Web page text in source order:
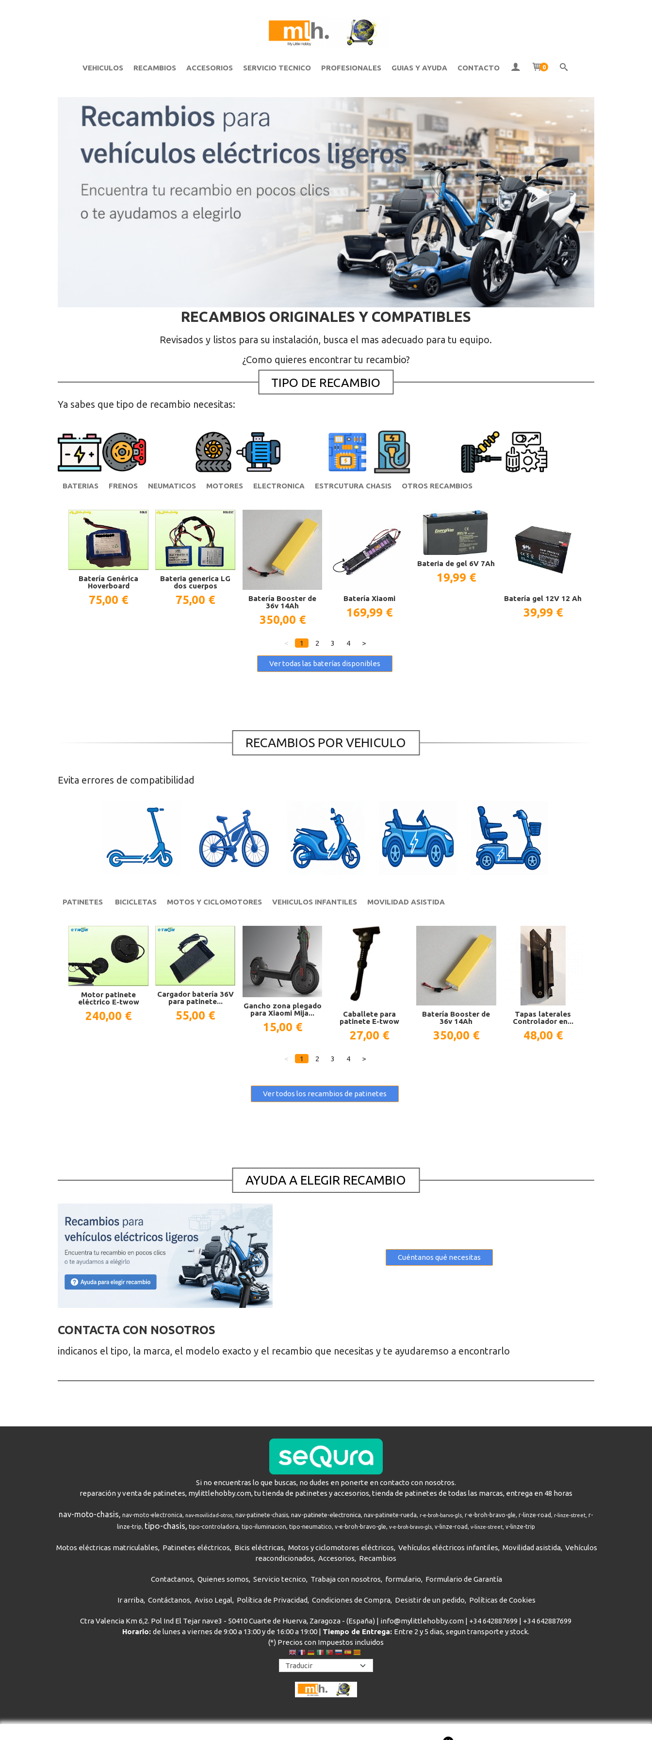
VEHICULOS RECAMBIOS ACCESORIOS SERVICIO TECNICO PROFESIONALES GUIAS Y AYUDA CONTACTO 0
RECAMBIOS ORIGINALES Y COMPATIBLES
Revisados y listos para su instalación, busca el mas adecuado para tu equipo.
¿Como quieres encontrar tu recambio?
TIPO DE RECAMBIO
Ya sabes que tipo de recambio necesitas:
BATERIAS FRENOS NEUMATICOS MOTORES ELECTRONICA ESTRCUTURA CHASIS OTROS RECAMBIOS
Batería Genérica
Hoverboard
75,00 €
Bateria generica LG
dos cuerpos
75,00 €
Batería Booster de
36v 14Ah
350,00 €
Batería Xiaomi
169,99 €
Bateria de gel 6V 7Ah
19,99 €
Batería gel 12V 12 Ah
39,99 €
< 1 2 3 4 >
Ver todas las baterías disponibles
RECAMBIOS POR VEHICULO
Evita errores de compatibilidad
PATINETES BICICLETAS MOTOS Y CICLOMOTORES VEHICULOS INFANTILES MOVILIDAD ASISTIDA
Motor patinete
eléctrico E-twow
240,00 €
Cargador batería 36V
para patinete...
55,00 €
Gancho zona plegado
para Xiaomi Mija...
15,00 €
Caballete para
patinete E-twow
27,00 €
Batería Booster de
36v 14Ah
350,00 €
Tapas laterales
Controlador en...
48,00 €
< 1 2 3 4 >
Ver todos los recambios de patinetes
AYUDA A ELEGIR RECAMBIO
Cuéntanos qué necesitas
CONTACTA CON NOSOTROS
indicanos el tipo, la marca, el modelo exacto y el recambio que necesitas y te ayudaremso a encontrarlo
Si no encuentras lo que buscas, no dudes en ponerte en contacto con nosotros.
reparación y venta de patinetes, mylittlehobby.com, tu tienda de patinetes y accesorios, tienda de patinetes de todas las marcas, entrega en 48 horas
nav-moto-chasis nav-moto-electronica nav-movilidad-otros nav-patinete-chasis nav-patinete-electronica nav-patinete-rueda r-e-broh-barvo-gls r-e-broh-bravo-gle r-linze-road r-linze-street r-
linze-trip
tipo-chasis tipo-controladora tipo-iluminacion tipo-neumatico v-e-broh-bravo-gle v-e-broh-bravo-gls v-linze-road v-linze-street v-linze-trip
Motos eléctricas matriculables Patinetes eléctricos Bicis eléctricas Motos y ciclomotores eléctricos Vehículos eléctricos infantiles Movilidad asistida Vehículos
reacondicionados Accesorios Recambios
Contactanos Quienes somos Servicio tecnico Trabaja con nosotros formulario Formulario de Garantía
Ir arriba Contáctanos Aviso Legal Política de Privacidad Condiciones de Compra Desistir de un pedido Políticas de Cookies
Ctra Valencia Km 6,2. Pol Ind El Tejar nave3 - 50410 Cuarte de Huerva, Zaragoza - (España) | info@mylittlehobby.com | +34 642887699 | +34 642887699
Horario:de lunes a viernes de 9:00 a 13:00 y de 16:00 a 19:00 | Tiempo de Entrega: Entre 2 y 5 dias, segun transporte y stock.
(*) Precios con Impuestos incluidos